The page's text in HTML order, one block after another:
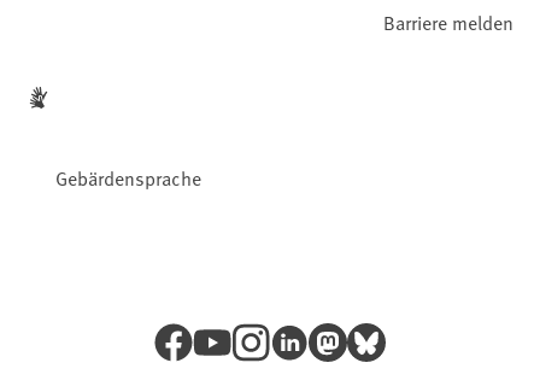
Gebärdensprache
Barriere melden